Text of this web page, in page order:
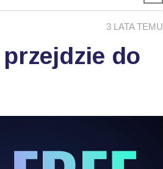
3 LATA TEMU
do